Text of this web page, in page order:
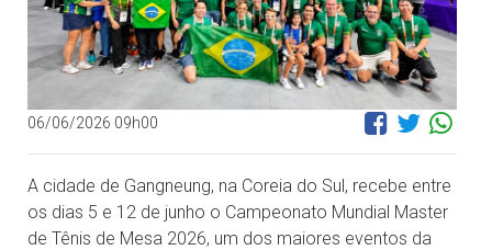
06/06/2026 09h00
A cidade de Gangneung, na Coreia do Sul, recebe entre
os dias 5 e 12 de junho o Campeonato Mundial Master
de Tênis de Mesa 2026, um dos maiores eventos da